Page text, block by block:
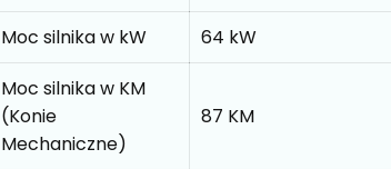
Moc silnika w kW
64 kW
Moc silnika w KM
(Konie
Mechaniczne)
87 KM